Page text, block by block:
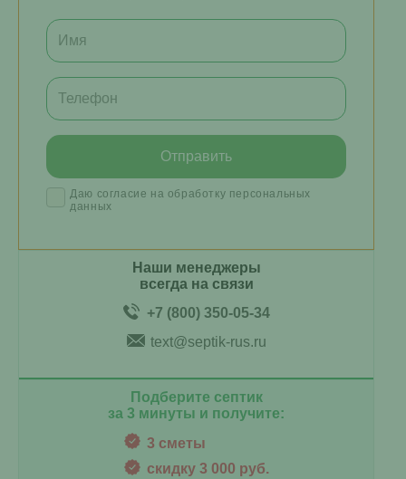
Наши менеджеры
всегда на связи
+7 (800) 350-05-34
text@septik-rus.ru
Подберите септик
за 3 минуты и получите:
3 сметы
скидку 3 000 руб.
Даю согласие на обработку персональных
данных